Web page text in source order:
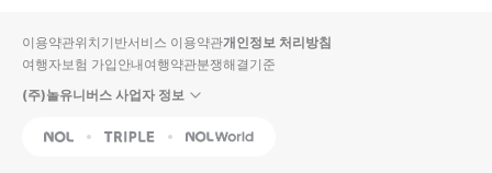
입니
다.
순
상
이용약관위치기반서비스 이용약관개인정보 처리방침
여행자보험 가입안내여행약관분쟁해결기준
(주)놀유니버스 사업자 정보
NOL Triple Interpark Global